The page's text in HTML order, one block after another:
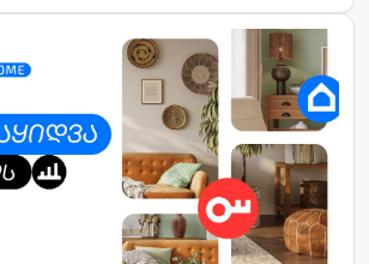
აღნიშნავდნენ, თუმცა…